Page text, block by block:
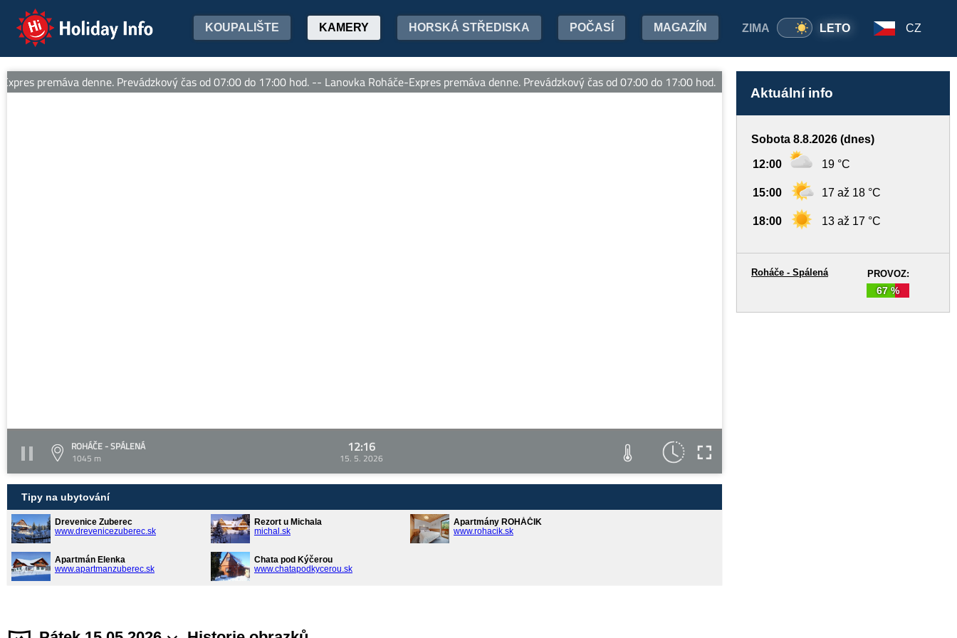
Holiday Info ZIMA LETO
KOUPALIŠTE KAMERY HORSKÁ STŘEDISKA POČASÍ MAGAZÍN CZ
premáva denne. Prevádzkový čas od 07:00 do 17:00 hod. -- Lanovka Roháče-Expres premáva denne. Prevádzkový čas od 07:00 do 17:00 hod.
ROHÁČE - SPÁLENÁ
1045 m
12:16
15. 5. 2026
Tipy na ubytování
Drevenice Zuberec
www.drevenicezuberec.sk
Rezort u Michala
michal.sk
Apartmány ROHÁČIK
www.rohacik.sk
Apartmán Elenka
www.apartmanzuberec.sk
Chata pod Kýčerou
www.chatapodkycerou.sk
Aktuální info
Sobota 8.8.2026 (dnes)
12:00 19 °C
15:00 17 až 18 °C
18:00 13 až 17 °C
PROVOZ:
67 %
Roháče - Spálená